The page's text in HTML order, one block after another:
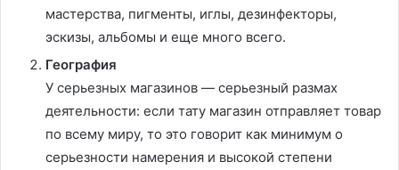
мастерства, пигменты, иглы, дезинфекторы,
эскизы, альбомы и еще много всего.
География
У серьезных магазинов — серьезный размах
деятельности: если тату магазин отправляет товар
по всему миру, то это говорит как минимум о
серьезности намерения и высокой степени